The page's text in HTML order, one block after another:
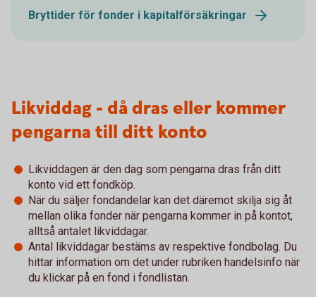
Bryttider för fonder i kapitalförsäkringar
Likviddag - då dras eller kommer
pengarna till ditt konto
Likviddagen är den dag som pengarna dras från ditt
konto vid ett fondköp.
När du säljer fondandelar kan det däremot skilja sig åt
mellan olika fonder när pengarna kommer in på kontot,
alltså antalet likviddagar.
Antal likviddagar bestäms av respektive fondbolag. Du
hittar information om det under rubriken handelsinfo när
du klickar på en fond i fondlistan.